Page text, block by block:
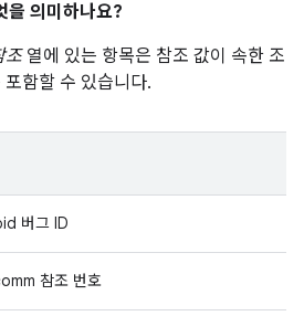
을 의미하나요?
조열에 있는 항목은 참조 값이 속한 조
함할 수 있습니다.
버그 ID
참조 번호